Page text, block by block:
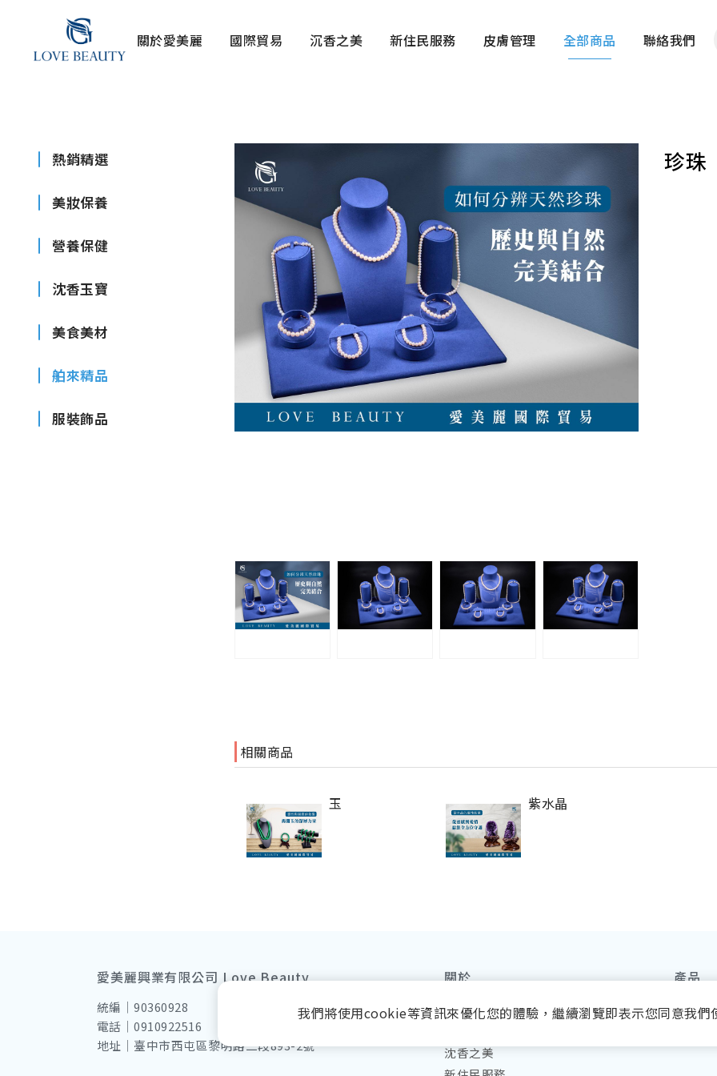
關於愛美麗 國際貿易 沉香之美 新住民服務 皮膚管理 全部商品 聯絡我們
熱銷精選
美妝保養
營養保健
沈香玉寶
美食美材
舶來精品
服裝飾品
珍珠
相關商品
玉 紫水晶
愛美麗興業有限公司 Love Beauty
統編｜90360928
電話｜0910922516
地址｜臺中市西屯區黎明路二段893-2號
關於
品牌故事
沈香之美
產品
所有商
我們將使用cookie等資訊來優化您的體驗，繼續瀏覽即表示您同意我們